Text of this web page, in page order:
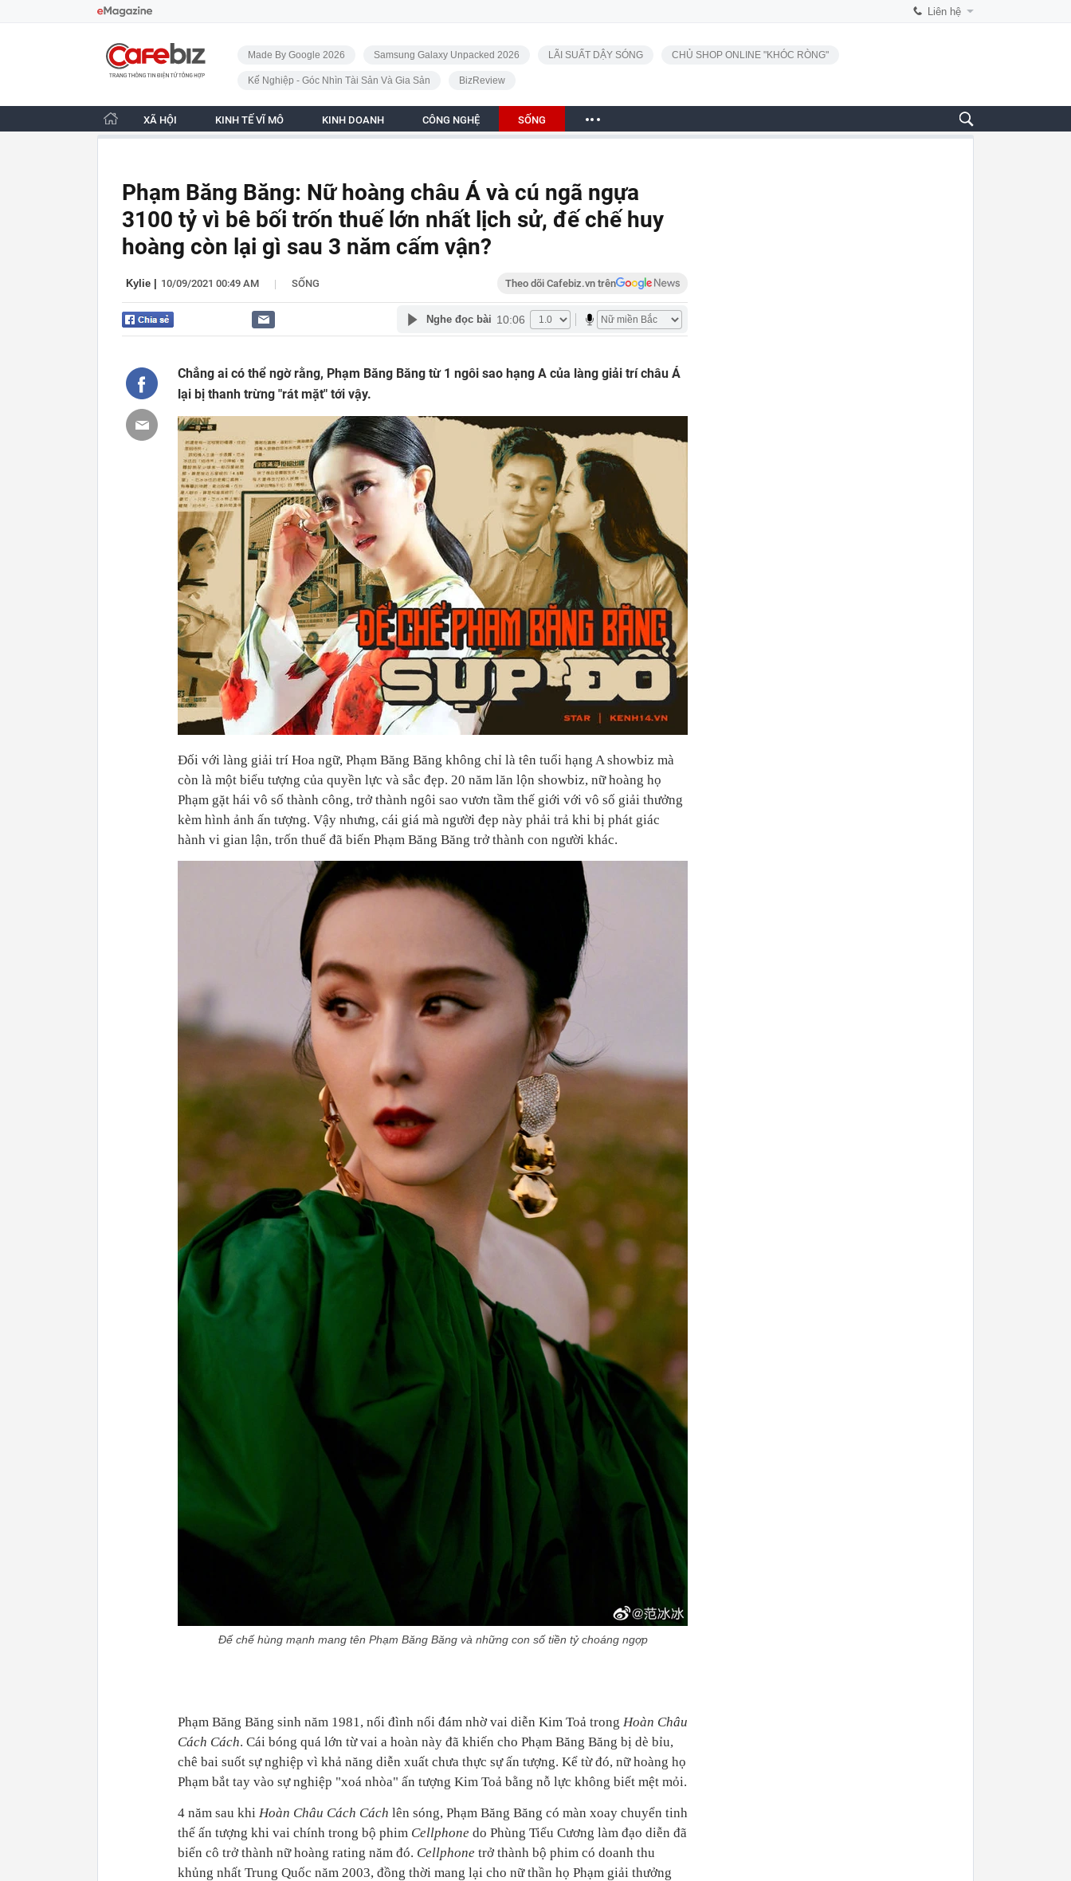
Liên hệ
CafeBiz - Trang chủ
Made By Google 2026 Samsung Galaxy Unpacked 2026 LÃI SUẤT DẬY SÓNG CHỦ SHOP ONLINE "KHÓC RÒNG"
Kế Nghiệp - Góc Nhìn Tài Sản Và Gia Sản BizReview
XÃ HỘI KINH TẾ VĨ MÔ KINH DOANH CÔNG NGHỆ SỐNG
Phạm Băng Băng: Nữ hoàng châu Á và cú ngã ngựa
3100 tỷ vì bê bối trốn thuế lớn nhất lịch sử, đế chế huy
hoàng còn lại gì sau 3 năm cấm vận?
Kylie 10/09/2021 00:49 AM | SỐNG Theo dõi Cafebiz.vn trên
Nghe đọc bài 10:06
Chẳng ai có thể ngờ rằng, Phạm Băng Băng từ 1 ngôi sao hạng A của làng giải trí châu Á
lại bị thanh trừng "rát mặt" tới vậy.
Đối với làng giải trí Hoa ngữ, Phạm Băng Băng không chỉ là tên tuổi hạng A showbiz mà
còn là một biểu tượng của quyền lực và sắc đẹp. 20 năm lăn lộn showbiz, nữ hoàng họ
Phạm gặt hái vô số thành công, trở thành ngôi sao vươn tầm thế giới với vô số giải thưởng
kèm hình ảnh ấn tượng. Vậy nhưng, cái giá mà người đẹp này phải trả khi bị phát giác
hành vi gian lận, trốn thuế đã biến Phạm Băng Băng trở thành con người khác.
Đế chế hùng mạnh mang tên Phạm Băng Băng và những con số tiền tỷ choáng ngợp
Phạm Băng Băng sinh năm 1981, nổi đình nổi đám nhờ vai diễn Kim Toả trong Hoàn Châu
Cách Cách. Cái bóng quá lớn từ vai a hoàn này đã khiến cho Phạm Băng Băng bị dè bỉu,
chê bai suốt sự nghiệp vì khả năng diễn xuất chưa thực sự ấn tượng. Kể từ đó, nữ hoàng họ
Phạm bắt tay vào sự nghiệp "xoá nhòa" ấn tượng Kim Toả bằng nỗ lực không biết mệt mỏi.
4 năm sau khi Hoàn Châu Cách Cách lên sóng, Phạm Băng Băng có màn xoay chuyển tinh
thế ấn tượng khi vai chính trong bộ phim Cellphone do Phùng Tiểu Cương làm đạo diễn đã
biến cô trở thành nữ hoàng rating năm đó. Cellphone trở thành bộ phim có doanh thu
khủng nhất Trung Quốc năm 2003, đồng thời mang lại cho nữ thần họ Phạm giải thưởng